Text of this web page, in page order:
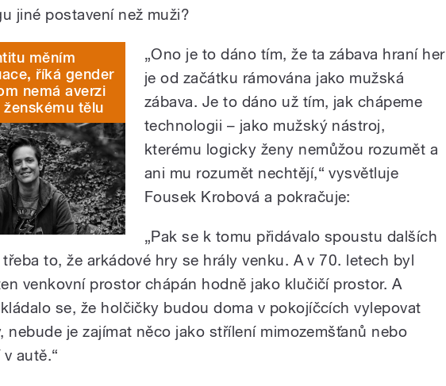
jiné postavení než muži?
měním
říká gender
nemá averzi
ženskému tělu
„Ono je to dáno tím, že ta zábava hraní her
je od začátku rámována jako mužská
zábava. Je to dáno už tím, jak chápeme
technologii – jako mužský nástroj,
kterému logicky ženy nemůžou rozumět a
ani mu rozumět nechtějí,“ vysvětluje
Fousek Krobová a pokračuje:
„Pak se k tomu přidávalo spoustu dalších
třeba to, že arkádové hry se hrály venku. A v 70. letech byl
venkovní prostor chápán hodně jako klučičí prostor. A
se, že holčičky budou doma v pokojíčcích vylepovat
nebude je zajímat něco jako střílení mimozemšťanů nebo
autě.“